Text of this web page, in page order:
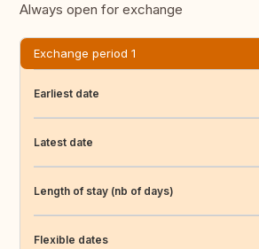
Always open for exchange
Exchange period 1
Earliest date
Latest date
Length of stay (nb of days)
Flexible dates